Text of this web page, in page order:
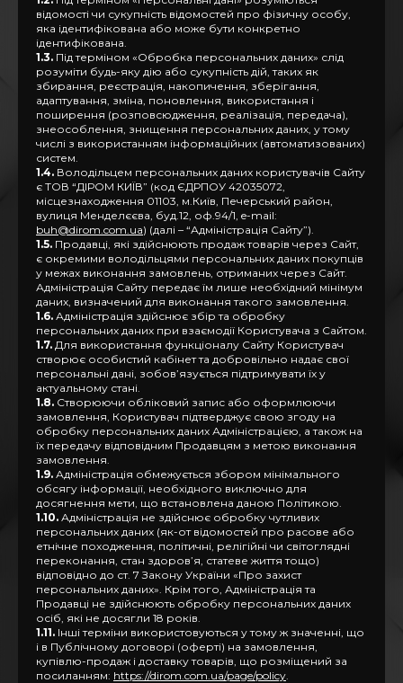
відомості чи сукупність відомостей про фізичну особу,
яка ідентифікована або може бути конкретно
ідентифікована.
1.3. Під терміном «Обробка персональних даних» слід
розуміти будь-яку дію або сукупність дій, таких як
збирання, реєстрація, накопичення, зберігання,
адаптування, зміна, поновлення, використання і
поширення (розповсюдження, реалізація, передача),
знеособлення, знищення персональних даних, у тому
числі з використанням інформаційних (автоматизованих)
систем.
1.4. Володільцем персональних даних користувачів Сайту
є ТОВ “ДІРОМ КИЇВ” (код ЄДРПОУ 42035072,
місцезнаходження 01103, м.Київ, Печерський район,
вулиця Менделєєва, буд.12, оф.94/1, e-mail:
buh@dirom.com.ua) (далі – “Адміністрація Сайту”).
1.5. Продавці, які здійснюють продаж товарів через Сайт,
є окремими володільцями персональних даних покупців
у межах виконання замовлень, отриманих через Сайт.
Адміністрація Сайту передає їм лише необхідний мінімум
даних, визначений для виконання такого замовлення.
1.6. Адміністрація здійснює збір та обробку
персональних даних при взаємодії Користувача з Сайтом.
1.7. Для використання функціоналу Сайту Користувач
створює особистий кабінет та добровільно надає свої
персональні дані, зобов’язується підтримувати їх у
актуальному стані.
1.8. Створюючи обліковий запис або оформлюючи
замовлення, Користувач підтверджує свою згоду на
обробку персональних даних Адміністрацією, а також на
їх передачу відповідним Продавцям з метою виконання
замовлення.
1.9. Адміністрація обмежується збором мінімального
обсягу інформації, необхідного виключно для
досягнення мети, що встановлена даною Політикою.
1.10. Адміністрація не здійснює обробку чутливих
персональних даних (як-от відомостей про расове або
етнічне походження, політичні, релігійні чи світоглядні
переконання, стан здоров’я, статеве життя тощо)
відповідно до ст. 7 Закону України «Про захист
персональних даних». Крім того, Адміністрація та
Продавці не здійснюють обробку персональних даних
осіб, які не досягли 18 років.
1.11. Інші терміни використовуються у тому ж значенні, що
і в Публічному договорі (оферті) на замовлення,
купівлю-продаж і доставку товарів, що розміщений за
посиланням: https://dirom.com.ua/page/policy